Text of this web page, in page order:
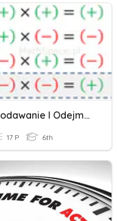
Dodawanie I Odejmowanie Liczb Calkowitych
17 P 6th